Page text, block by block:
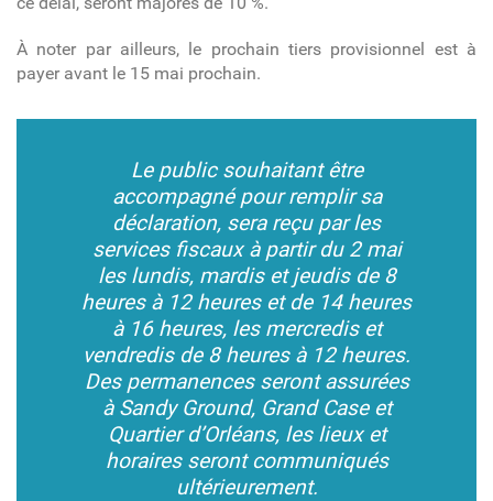
À noter par ailleurs, le prochain tiers provisionnel est à
payer avant le 15 mai prochain.
Le public souhaitant être
accompagné pour remplir sa
déclaration, sera reçu par les
services fiscaux à partir du 2 mai
les lundis, mardis et jeudis de 8
heures à 12 heures et de 14 heures
à 16 heures, les mercredis et
vendredis de 8 heures à 12 heures.
Des permanences seront assurées
à Sandy Ground, Grand Case et
Quartier d’Orléans, les lieux et
horaires seront communiqués
ultérieurement.